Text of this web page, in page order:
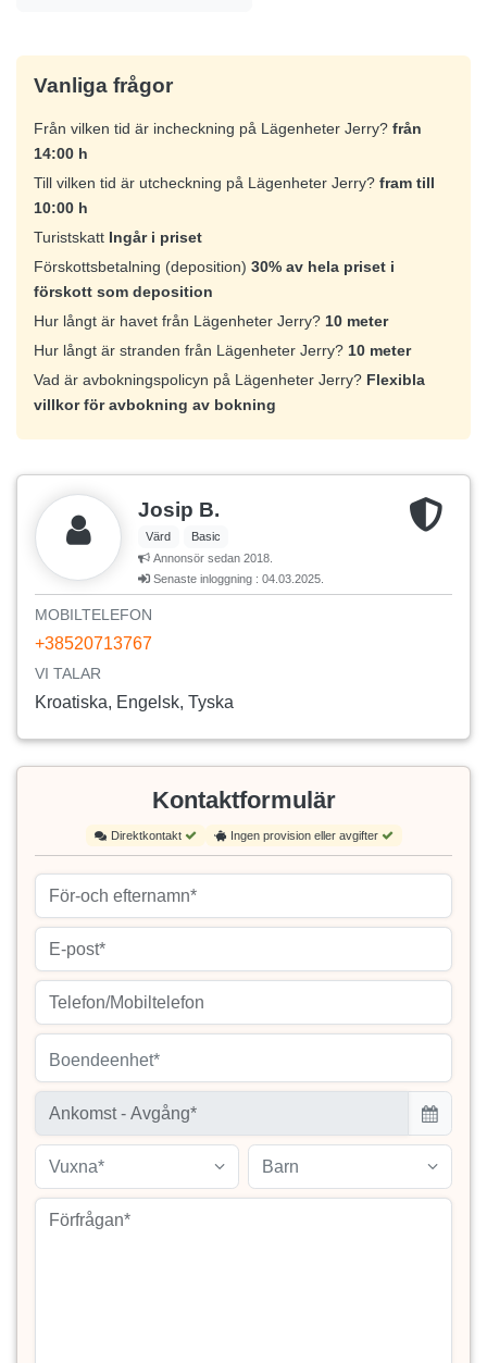
Vanliga frågor
Från vilken tid är incheckning på Lägenheter Jerry? från
14:00 h
Till vilken tid är utcheckning på Lägenheter Jerry? fram till
10:00 h
Turistskatt Ingår i priset
Förskottsbetalning (deposition) 30% av hela priset i
förskott som deposition
Hur långt är havet från Lägenheter Jerry? 10 meter
Hur långt är stranden från Lägenheter Jerry? 10 meter
Vad är avbokningspolicyn på Lägenheter Jerry? Flexibla
villkor för avbokning av bokning
Josip B.
Värd
Basic
Annonsör sedan 2018.
Senaste inloggning : 04.03.2025.
MOBILTELEFON
+38520713767
VI TALAR
Kroatiska, Engelsk, Tyska
Kontaktformulär
Direktkontakt Ingen provision eller avgifter
Boendeenhet*
Vuxna* Barn